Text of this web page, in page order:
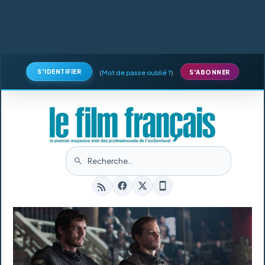
S'IDENTIFIER (Mot de passe oublié ?) S'ABONNER